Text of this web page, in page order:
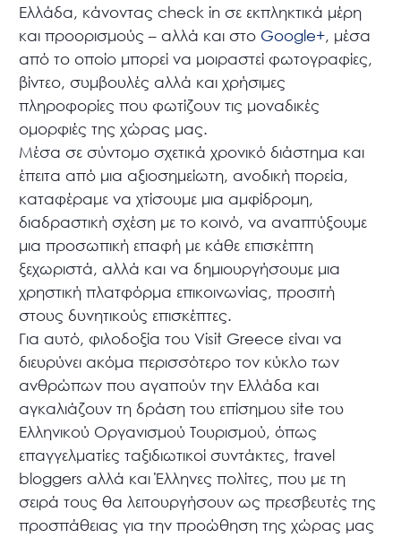
Ελλάδα, κάνοντας check in σε εκπληκτικά μέρη
και προορισμούς – αλλά και στο Google+, μέσα
από το οποίο μπορεί να μοιραστεί φωτογραφίες,
βίντεο, συμβουλές αλλά και χρήσιμες
πληροφορίες που φωτίζουν τις μοναδικές
ομορφιές της χώρας μας.
Μέσα σε σύντομο σχετικά χρονικό διάστημα και
έπειτα από μια αξιοσημείωτη, ανοδική πορεία,
καταφέραμε να χτίσουμε μια αμφίδρομη,
διαδραστική σχέση με το κοινό, να αναπτύξουμε
μια προσωπική επαφή με κάθε επισκέπτη
ξεχωριστά, αλλά και να δημιουργήσουμε μια
χρηστική πλατφόρμα επικοινωνίας, προσιτή
στους δυνητικούς επισκέπτες.
Για αυτό, φιλοδοξία του Visit Greece είναι να
διευρύνει ακόμα περισσότερο τον κύκλο των
ανθρώπων που αγαπούν την Ελλάδα και
αγκαλιάζουν τη δράση του επίσημου site του
Ελληνικού Οργανισμού Τουρισμού, όπως
επαγγελματίες ταξιδιωτικοί συντάκτες, travel
bloggers αλλά και Έλληνες πολίτες, που με τη
σειρά τους θα λειτουργήσουν ως πρεσβευτές της
προσπάθειας για την προώθηση της χώρας μας